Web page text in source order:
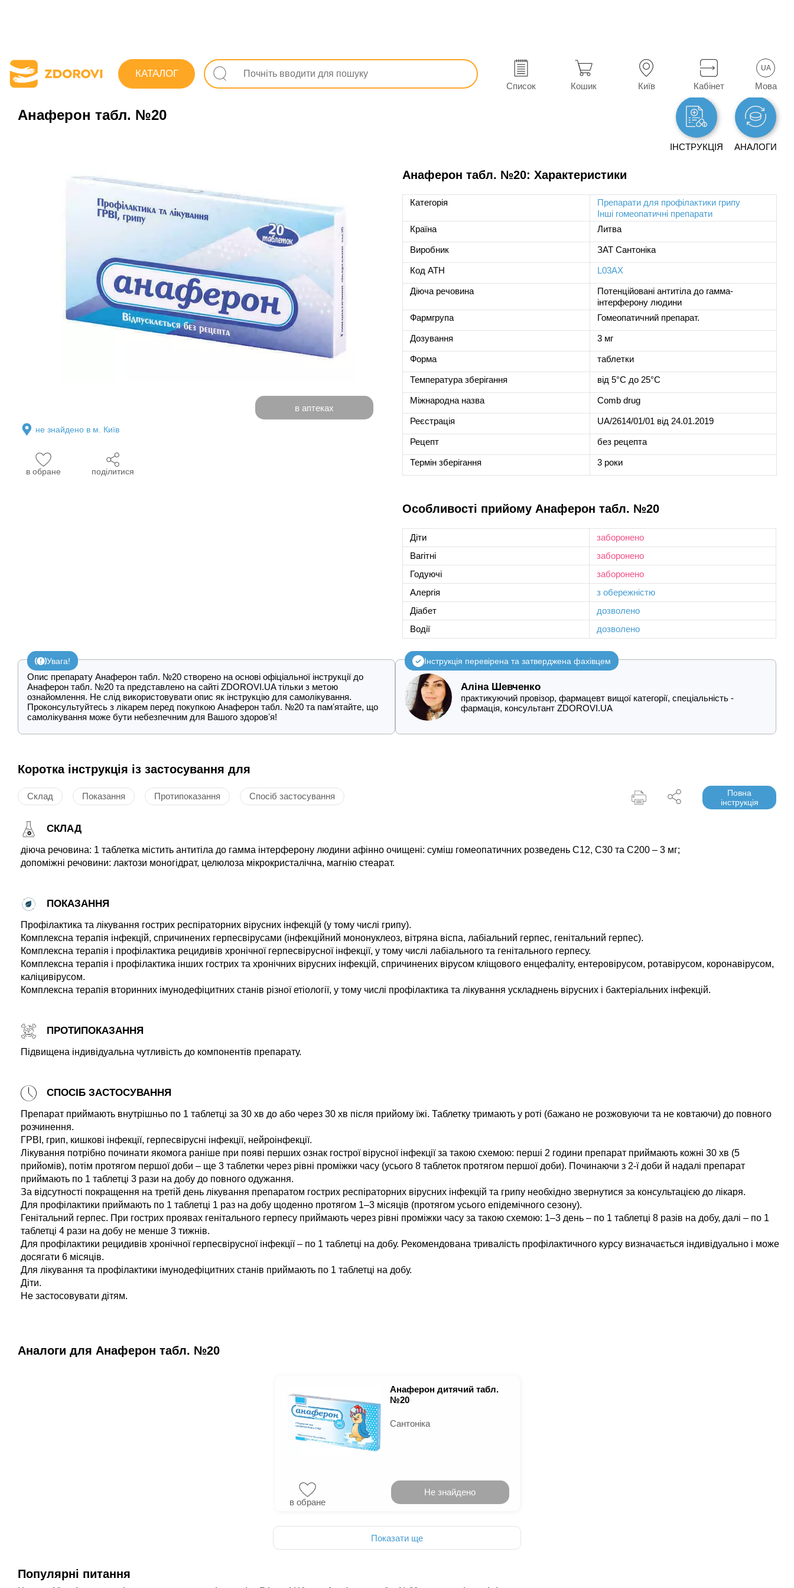
КАТАЛОГ
Список Кошик Київ Кабінет
UA
Мова
Пошук ліків Ліки Протизастудні (грип, ГРЗ) Гомеопатичні Профілактика грипу Інші гомеопатичні препарати
Анаферон табл. №20
ІНСТРУКЦІЯ АНАЛОГИ
в аптеках
не знайдено в м. Київ
в обране поділитися
Анаферон табл. №20: Характеристики
Категорія
Препарати для профілактики грипу
Інші гомеопатичні препарати
Країна
Литва
Виробник ЗАТ Сантоніка
Код ATH L03AX
Діюча речовина
Потенційовані антитіла до гамма-
інтерферону людини
Фармгрупа
Гомеопатичний препарат.
Дозування 3 мг
Форма таблетки
Температура зберігання від 5°C до 25°C
Міжнародна назва Comb drug
Реєстрація UA/2614/01/01 від 24.01.2019
Рецепт без рецепта
Термін зберігання 3 роки
Особливості прийому Анаферон табл. №20
Діти
заборонено
Вагітні
заборонено
Годуючі
заборонено
Алергія
з обережністю
Діабет
дозволено
Водії
дозволено
Увага!
Опис препарату Анаферон табл. №20 створено на основі офіціальної інструкції до
Анаферон табл. №20 та представлено на сайті ZDOROVI.UA тільки з метою
ознайомлення. Не слід використовувати опис як інструкцію для самолікування.
Проконсультуйтесь з лікарем перед покупкою Анаферон табл. №20 та памʼятайте, що
самолікування може бути небезпечним для Вашого здоровʼя!
Інструкція перевірена та затверджена фахівцем
Аліна Шевченко
практикуючий провізор, фармацевт вищої категорії, спеціальність -
фармація, консультант ZDOROVI.UA
Коротка інструкція із застосування для
Склад Показання Протипоказання Спосіб застосування
Повна
інструкція
СКЛАД
діюча речовина: 1 таблетка містить антитіла до гамма інтерферону людини афінно очищені: суміш гомеопатичних розведень С12, С30 та С200 – 3 мг;
допоміжні речовини: лактози моногідрат, целюлоза мікрокристалічна, магнію стеарат.
ПОКАЗАННЯ
Профілактика та лікування гострих респіраторних вірусних інфекцій (у тому числі грипу).
Комплексна терапія інфекцій, спричинених герпесвірусами (інфекційний мононуклеоз, вітряна віспа, лабіальний герпес, генітальний герпес).
Комплексна терапія і профілактика рецидивів хронічної герпесвірусної інфекції, у тому числі лабіального та генітального герпесу.
Комплексна терапія і профілактика інших гострих та хронічних вірусних інфекцій, спричинених вірусом кліщового енцефаліту, ентеровірусом, ротавірусом, коронавірусом,
каліцивірусом.
Комплексна терапія вторинних імунодефіцитних станів різної етіології, у тому числі профілактика та лікування ускладнень вірусних і бактеріальних інфекцій.
ПРОТИПОКАЗАННЯ
Підвищена індивідуальна чутливість до компонентів препарату.
СПОСІБ ЗАСТОСУВАННЯ
Препарат приймають внутрішньо по 1 таблетці за 30 хв до або через 30 хв після прийому їжі. Таблетку тримають у роті (бажано не розжовуючи та не ковтаючи) до повного
розчинення.
ГРВІ, грип, кишкові інфекції, герпесвірусні інфекції, нейроінфекції.
Лікування потрібно починати якомога раніше при появі перших ознак гострої вірусної інфекції за такою схемою: перші 2 години препарат приймають кожні 30 хв (5
прийомів), потім протягом першої доби – ще 3 таблетки через рівні проміжки часу (усього 8 таблеток протягом першої доби). Починаючи з 2-ї доби й надалі препарат
приймають по 1 таблетці 3 рази на добу до повного одужання.
За відсутності покращення на третій день лікування препаратом гострих респіраторних вірусних інфекцій та грипу необхідно звернутися за консультацією до лікаря.
Для профілактики приймають по 1 таблетці 1 раз на добу щоденно протягом 1–3 місяців (протягом усього епідемічного сезону).
Генітальний герпес. При гострих проявах генітального герпесу приймають через рівні проміжки часу за такою схемою: 1–3 день – по 1 таблетці 8 разів на добу, далі – по 1
таблетці 4 рази на добу не менше 3 тижнів.
Для профілактики рецидивів хронічної герпесвірусної інфекції – по 1 таблетці на добу. Рекомендована тривалість профілактичного курсу визначається індивідуально і може
досягати 6 місяців.
Для лікування та профілактики імунодефіцитних станів приймають по 1 таблетці на добу.
Діти.
Не застосовувати дітям.
Аналоги для Анаферон табл. №20
Анаферон дитячий табл.
№20
Сантоніка
в обране
Не знайдено
Показати ще
Популярні питання